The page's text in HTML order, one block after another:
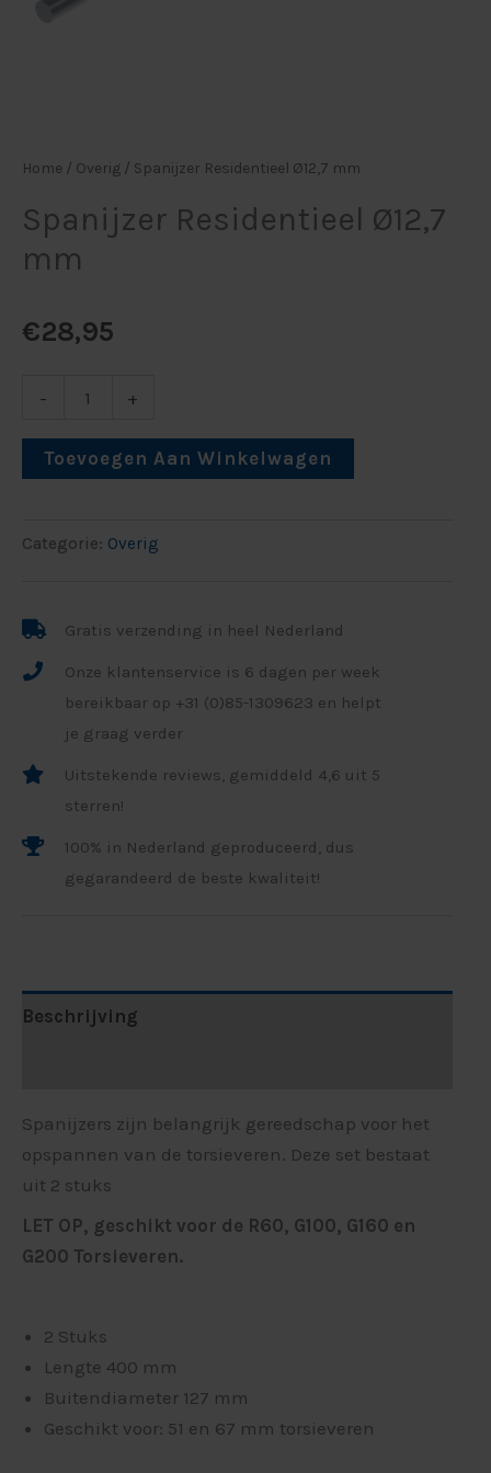
Home / Overig / Spanijzer Residentieel Ø12,7 mm
Spanijzer Residentieel Ø12,7
mm
€28,95
- +
Toevoegen Aan Winkelwagen
Categorie: Overig
Gratis verzending in heel Nederland
Onze klantenservice is 6 dagen per week
bereikbaar op +31 (0)85-1309623 en helpt
je graag verder
Uitstekende reviews, gemiddeld 4,6 uit 5
sterren!
100% in Nederland geproduceerd, dus
gegarandeerd de beste kwaliteit!
Beschrijving
Spanijzers zijn belangrijk gereedschap voor het
opspannen van de torsieveren. Deze set bestaat
uit 2 stuks
LET OP, geschikt voor de R60, G100, G160 en
G200 Torsieveren.
2 Stuks
Lengte 400 mm
Buitendiameter 127 mm
Geschikt voor: 51 en 67 mm torsieveren